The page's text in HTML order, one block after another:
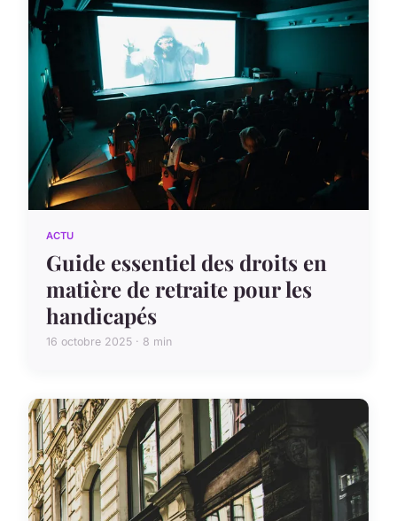
ACTU
Guide essentiel des droits en
matière de retraite pour les
handicapés
16 octobre 2025 · 8 min